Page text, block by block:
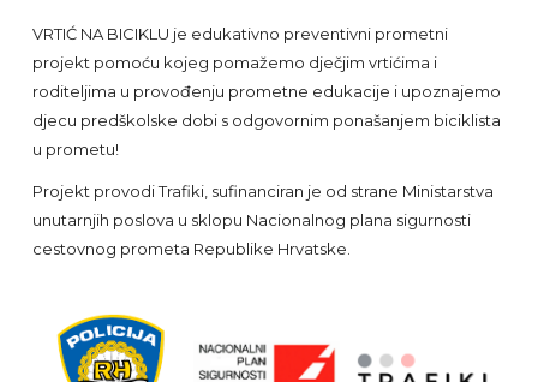
Footer
VRTIĆ NA BICIKLU je edukativno preventivni prometni
projekt pomoću kojeg pomažemo dječjim vrtićima i
roditeljima u provođenju prometne edukacije i upoznajemo
djecu predškolske dobi s odgovornim ponašanjem biciklista
u prometu!
Projekt provodi Trafiki, sufinanciran je od strane Ministarstva
unutarnjih poslova u sklopu Nacionalnog plana sigurnosti
cestovnog prometa Republike Hrvatske.